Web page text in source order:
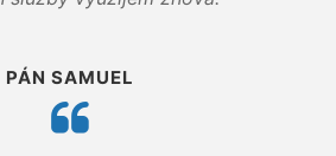
PÁN SAMUEL